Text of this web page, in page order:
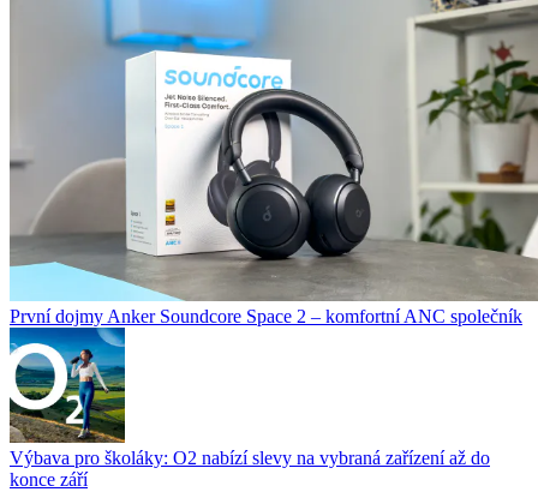
První dojmy Anker Soundcore Space 2 – komfortní ANC společník
Výbava pro školáky: O2 nabízí slevy na vybraná zařízení až do
konce září